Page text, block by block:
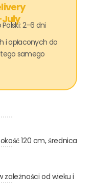
2–6 dni
i opłaconych do
tego samego
120 cm, średnica
zależności od wieku i